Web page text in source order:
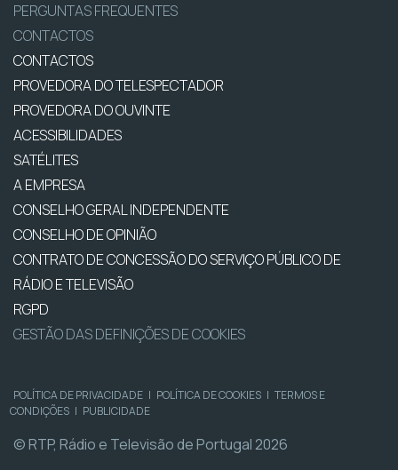
PERGUNTAS FREQUENTES
CONTACTOS
CONTACTOS
PROVEDORA DO TELESPECTADOR
PROVEDORA DO OUVINTE
ACESSIBILIDADES
SATÉLITES
A EMPRESA
CONSELHO GERAL INDEPENDENTE
CONSELHO DE OPINIÃO
CONTRATO DE CONCESSÃO DO SERVIÇO PÚBLICO DE
RÁDIO E TELEVISÃO
RGPD
GESTÃO DAS DEFINIÇÕES DE COOKIES
POLÍTICA DE PRIVACIDADE | POLÍTICA DE COOKIES | TERMOS E
CONDIÇÕES | PUBLICIDADE
© RTP, Rádio e Televisão de Portugal 2026